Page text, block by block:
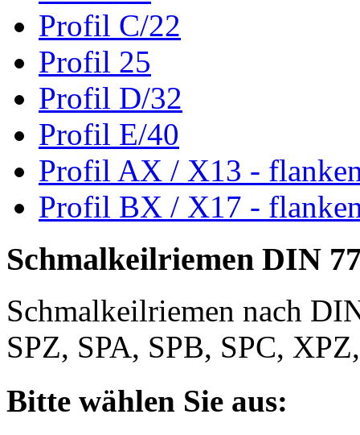
Profil C/22
Profil 25
Profil D/32
Profil E/40
Profil AX / X13 -
Profil BX / X17 -
Schmalkeilriemen DIN
Schmalkeilriemen nach
SPZ, SPA, SPB, SPC,
Bitte wählen Sie aus: